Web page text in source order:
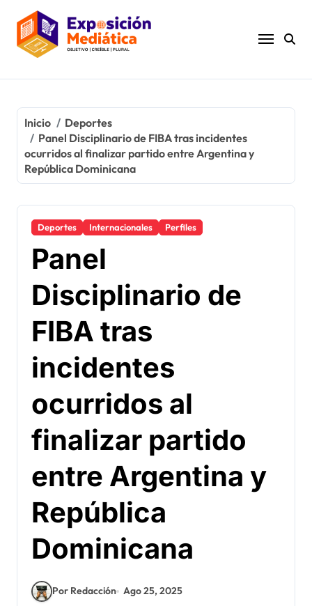
contenido
Inicio
Deportes
Panel Disciplinario de FIBA tras incidentes
ocurridos al finalizar partido entre Argentina y
República Dominicana
Deportes Internacionales Perfiles
Panel
Disciplinario de
FIBA tras
incidentes
ocurridos al
finalizar partido
entre Argentina y
República
Dominicana
Por Redacción Ago 25, 2025